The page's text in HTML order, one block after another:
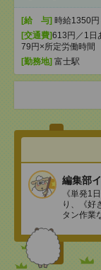
[給 与] 時給1350
[交通費]613円／1
79円×所定労働時間
[勤務地] 富士駅
編集部
《単発1
り、《好
タン作業